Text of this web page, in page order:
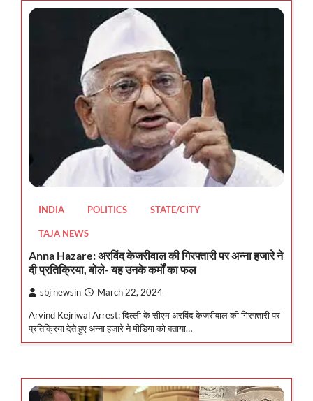
INDIA POLITICS STATE/CITY
TAJA NEWS
Anna Hazare: अरविंद केजरीवाल की गिरफ्तारी पर अन्ना हजारे ने
दी प्रतिक्रिया, बोले- यह उनके कर्मों का फल
sbj newsin March 22, 2024
Arvind Kejriwal Arrest: दिल्ली के सीएम अरविंद केजरीवाल की गिरफ्तारी पर
प्रतिक्रिया देते हुए अन्ना हजारे ने मीडिया को बताया…